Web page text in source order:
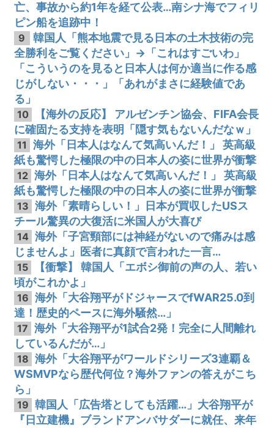
亡、事故から約1年を経て公表…南シナ海でフィリ
ピン船を追跡中！
9
韓国人「熊本地震で見る日本の土木技術の完
全勝利をご覧ください」→「これはすごいわ」
「こういうのを見ると日本人は何か適当に作る感
じがしない・・・」「あれがまさに経験値であ
る」
10
【海外の反応】 アルゼンチン協会、FIFA会長
に確固たる支持を表明「隠す気もないんだなｗ」
11
海外「日本人はなんて気高いんだ！」 英高級
紙も驚愕した極限の中の日本人の姿に世界が衝撃
12 海外「日本人はなんて気高いんだ！」 英高級
紙も驚愕した極限の中の日本人の姿に世界が衝撃
13 海外「素晴らしい！」日本が買収したUSス
チール驚異の大復活に米国人が大喜び
14 海外「子宮頸部には神経がないので痛みは感
じませんよ」医者に真顔で言われた一言…
15
【衝撃】 韓国人「エボシ御前の声の人、若い
頃がこれかよ」
16 海外「大谷翔平がドジャースでfWAR25.0到
達！歴史的ペースに海外騒然…」
17 海外「大谷翔平が1試合2発！完全に人間離れ
しているんだが…」
18 海外「大谷翔平がワールドシリーズ3連覇＆
WSMVPなら歴代何位？海外ファンの答えがこち
ら」
19 韓国人「広告塔としても活躍…」大谷翔平が
『日立建機』ブランドアンバサダーに就任、来年